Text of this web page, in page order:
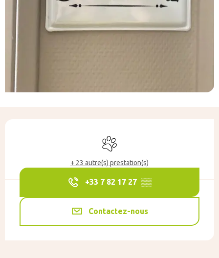
Animaux acceptés
+ 23 autre(s) prestation(s)
+33 7 82 17 27 ▒▒
Contactez-nous